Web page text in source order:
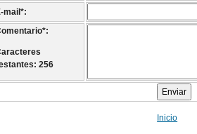
mail*:
*:
256
Inicio